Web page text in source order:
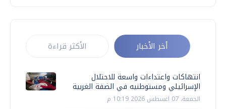
أخر الأخبار الأكثر قراءة
انتهاكات واعتداءات واسعة للاحتلال
الإسرائيلي ومستوطنيه في الضفة الغربية
الجمعة، 07 اغسطس 2026 10:19 م